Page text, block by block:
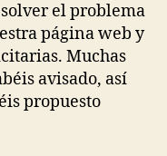
el problema
página web y
Muchas
avisado, así
propuesto